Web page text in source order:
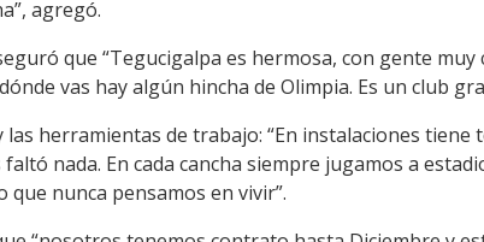
agregó.
que “Tegucigalpa es hermosa, con gente
vas hay algún hincha de Olimpia. Es un club
las herramientas de trabajo: “En instalaciones
nada. En cada cancha siempre jugamos a
que nunca pensamos en vivir”.